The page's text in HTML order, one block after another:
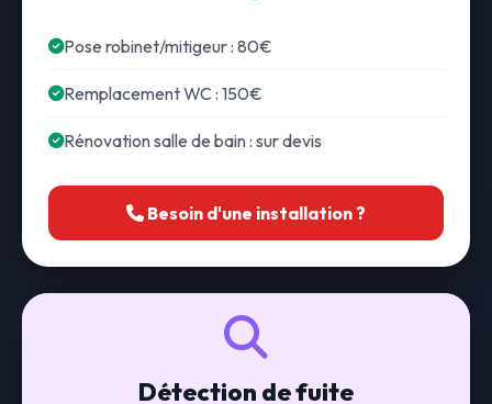
Pose robinet/mitigeur : 80€
Remplacement WC : 150€
Rénovation salle de bain : sur devis
Besoin d'une installation ?
Détection de fuite